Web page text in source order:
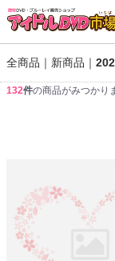
全商品 新商品
132件の商品がみつかり